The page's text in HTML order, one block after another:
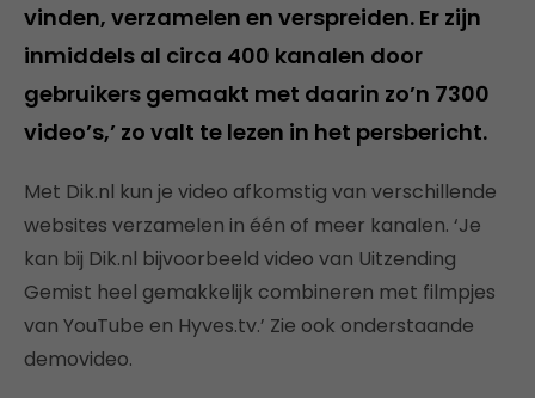
vinden, verzamelen en verspreiden. Er zijn
inmiddels al circa 400 kanalen door
gebruikers gemaakt met daarin zo’n 7300
video’s,’ zo valt te lezen in het persbericht.
Met Dik.nl kun je video afkomstig van verschillende
websites verzamelen in één of meer kanalen. ‘Je
kan bij Dik.nl bijvoorbeeld video van Uitzending
Gemist heel gemakkelijk combineren met filmpjes
van YouTube en Hyves.tv.’ Zie ook onderstaande
demovideo.